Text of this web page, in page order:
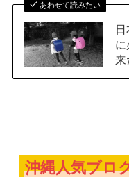
あわせて読みたい
に
来
沖縄人気ブロ